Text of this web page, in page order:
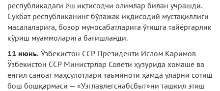
республикадаги ёш иқтисодчи олимлар билан учрашди.
Суҳбат республиканинг бўлажак иқдисодий мустақиллиги
масалаларига, бозор муносабатларига ўтишга тайёргарлик
кўриш муаммоларига бағишланди.
11 июнь. Ўзбекистон ССР Президенти Ислом Каримов
Ўзбекистон ССР Министрлар Совети ҳузурида хомашё ва
енгил саноат маҳсулотлари таъминоти ҳамда уларни сотиш
бош бошқармаси — «Узглавлегснабсбыт»ни ташкил этиш